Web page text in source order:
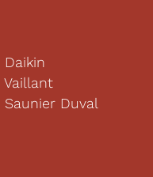
Duval